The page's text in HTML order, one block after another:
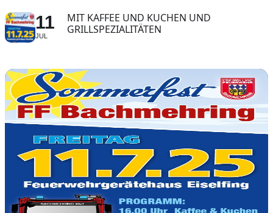
11
JUL
MIT KAFFEE UND KUCHEN UND
GRILLSPEZIALITÄTEN